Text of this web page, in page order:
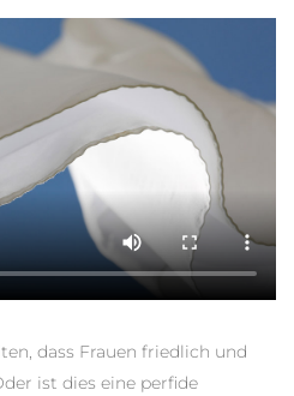
dass Frauen friedlich und
ist dies eine perfide